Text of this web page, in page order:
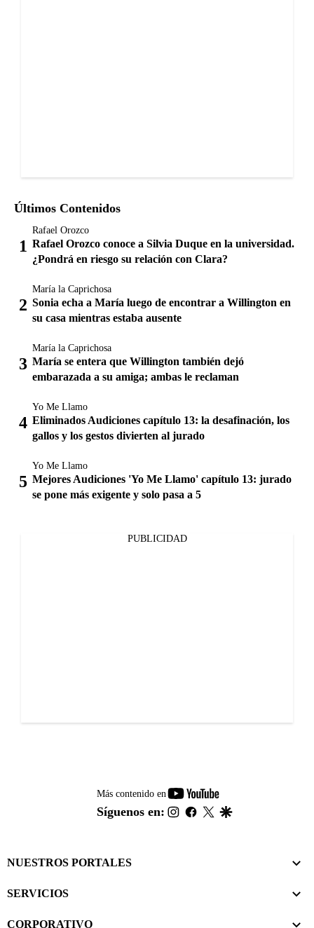
Últimos Contenidos
Rafael Orozco
Rafael Orozco conoce a Silvia Duque en la universidad.
¿Pondrá en riesgo su relación con Clara?
María la Caprichosa
Sonia echa a María luego de encontrar a Willington en
su casa mientras estaba ausente
María la Caprichosa
María se entera que Willington también dejó
embarazada a su amiga; ambas le reclaman
Yo Me Llamo
Eliminados Audiciones capítulo 13: la desafinación, los
gallos y los gestos divierten al jurado
Yo Me Llamo
Mejores Audiciones 'Yo Me Llamo' capítulo 13: jurado
se pone más exigente y solo pasa a 5
PUBLICIDAD
Más contenido en
youtube-
footer
Síguenos en: instagram
facebook
twitter
NUESTROS PORTALES
SERVICIOS
CORPORATIVO